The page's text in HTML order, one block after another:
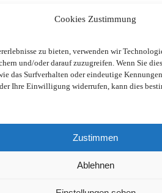
Cookies Zustimmung
zu bieten, verwenden wir
und/oder darauf zuzugreifen. Wenn Sie
das Surfverhalten oder eindeutige
Ihre Einwilligung widerrufen, kann dies
Zustimmen
Ablehnen